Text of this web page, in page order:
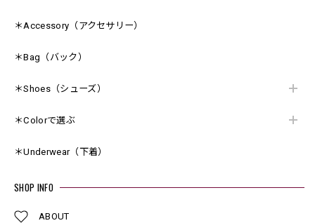
＊Accessory（アクセサリー）
＊Bag（バック）
＊Shoes（シューズ）
＊Colorで選ぶ
＊Underwear（下着）
SHOP INFO
ABOUT